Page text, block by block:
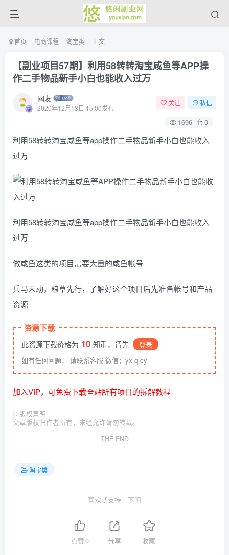
首页 电商课程 淘宝类 正文
【副业项目57期】利用58转转淘宝咸鱼等APP操
作二手物品新手小白也能收入过万
网友
2020年12月13日 15:00发布
关注 私信
1696 0
利用58转转淘宝咸鱼等app操作二手物品新手小白也能收入
过万
利用58转转淘宝咸鱼等app操作二手物品新手小白也能收入
过万
做咸鱼这类的项目需要大量的咸鱼帐号
兵马未动，粮草先行，了解好这个项目后先准备帐号和产品
资源
资源下载
此资源下载价格为 10 知币，请先
登录
如有任何问题， 请联系客服 微信：yx-q-cy
加入VIP，可免费下载全站所有项目的拆解教程
© 版权声明
文章版权归作者所有，未经允许请勿转载。
THE END
淘宝类
喜欢就支持一下吧
点赞0 分享 收藏